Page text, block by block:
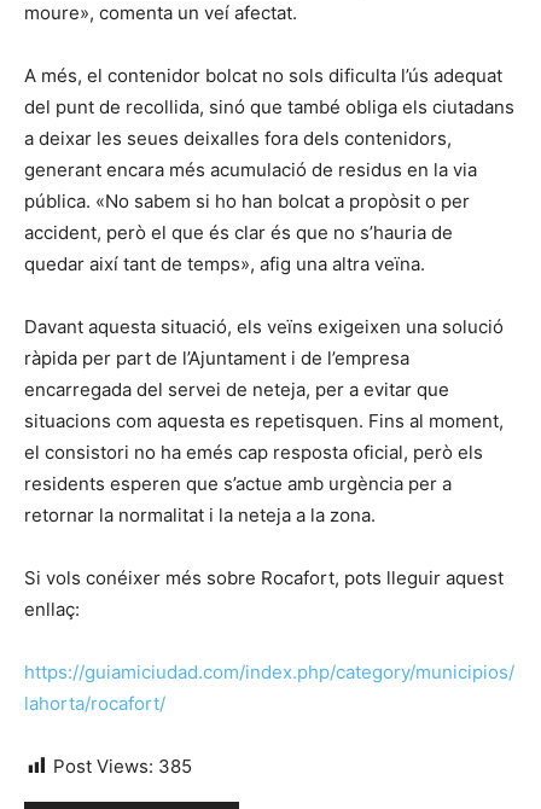
moure», comenta un veí afectat.
A més, el contenidor bolcat no sols dificulta l’ús adequat
del punt de recollida, sinó que també obliga els ciutadans
a deixar les seues deixalles fora dels contenidors,
generant encara més acumulació de residus en la via
pública. «No sabem si ho han bolcat a propòsit o per
accident, però el que és clar és que no s’hauria de
quedar així tant de temps», afig una altra veïna.
Davant aquesta situació, els veïns exigeixen una solució
ràpida per part de l’Ajuntament i de l’empresa
encarregada del servei de neteja, per a evitar que
situacions com aquesta es repetisquen. Fins al moment,
el consistori no ha emés cap resposta oficial, però els
residents esperen que s’actue amb urgència per a
retornar la normalitat i la neteja a la zona.
Si vols conéixer més sobre Rocafort, pots lleguir aquest
enllaç:
https://guiamiciudad.com/index.php/category/municipios/
lahorta/rocafort/
Post Views: 385